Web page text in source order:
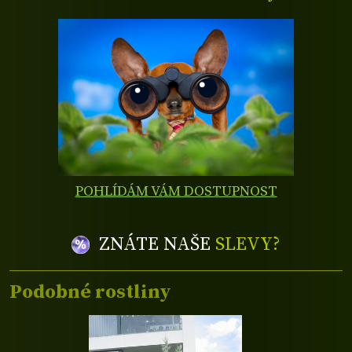
POHLÍDÁM VÁM DOSTUPNOST
ZNÁTE NAŠE SLEVY?
Podobné rostliny